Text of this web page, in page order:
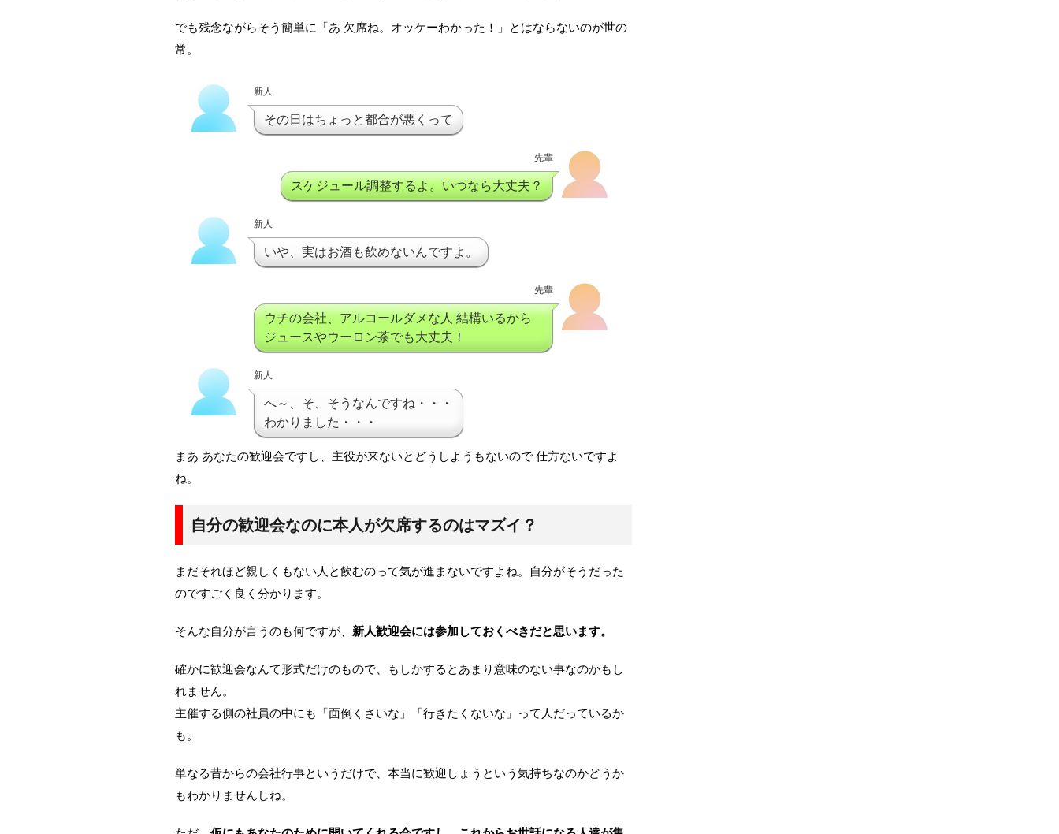
でも残念ながらそう簡単に「あ 欠席ね。オッケーわかった！」とはならないのが世の
常。
新人
その日はちょっと都合が悪くって
先輩
スケジュール調整するよ。いつなら大丈夫？
新人
いや、実はお酒も飲めないんですよ。
先輩
ウチの会社、アルコールダメな人 結構いるから
ジュースやウーロン茶でも大丈夫！
新人
へ～、そ、そうなんですね・・・
わかりました・・・
まあ あなたの歓迎会ですし、主役が来ないとどうしようもないので 仕方ないですよ
ね。
自分の歓迎会なのに本人が欠席するのはマズイ？
まだそれほど親しくもない人と飲むのって気が進まないですよね。自分がそうだった
のですごく良く分かります。
そんな自分が言うのも何ですが、 新人歓迎会には参加しておくべきだと思います。
確かに歓迎会なんて形式だけのもので、もしかするとあまり意味のない事なのかもし
れません。
主催する側の社員の中にも「面倒くさいな」「行きたくないな」って人だっているか
も。
単なる昔からの会社行事というだけで、本当に歓迎しょうという気持ちなのかどうか
もわかりませんしね。